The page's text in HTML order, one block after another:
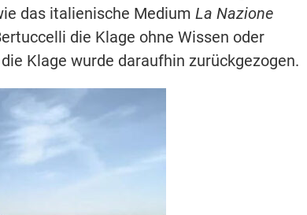
das italienische MediumLa Nazione
die Klage ohne Wissen oder
Klage wurde daraufhin zurückgezogen.